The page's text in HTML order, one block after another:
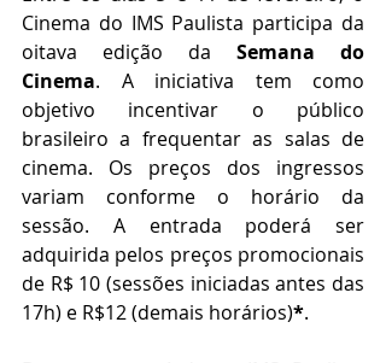
Cinema do IMS Paulista participa da
oitava edição da Semana do
Cinema. A iniciativa tem como
objetivo incentivar o público
brasileiro a frequentar as salas de
cinema. Os preços dos ingressos
variam conforme o horário da
sessão. A entrada poderá ser
adquirida pelos preços promocionais
de R$ 10 (sessões iniciadas antes das
17h) e R$12 (demais horários)*.